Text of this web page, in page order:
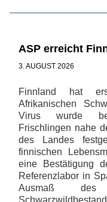
ASP erreicht
3. AUGUST 2026
Finnland hat
Afrikanischen
Virus wurde
Frischlingen nahe
des Landes
finnischen
eine Bestätigung
Referenzlabor in
Ausmaß des